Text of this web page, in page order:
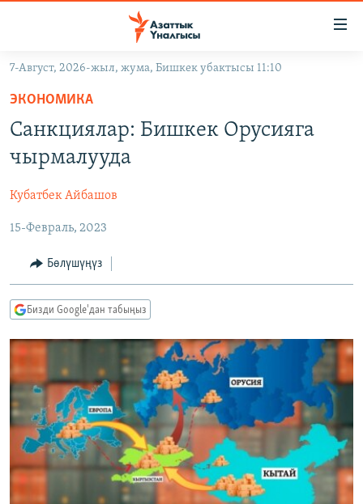
Навигацияга
өтүңүз
Издөөгө
салыңыз
ЭКОНОМИКА
МАДАНИЯТ
БОРБОР АЗИЯ
УКРАИНА
АТАЙЫН ИЛИКТӨӨ
ТВ ПРОГРАММАЛАР
БҮГҮН АЗАТТЫКТА
БИЗ ЖАНА ДҮЙНӨ
ДАНИСТЕ
ЭЖЕ-СИҢДИЛЕР
АЗАТТЫК+
ЫҢГАЙСЫЗ СУРООЛОР
ПОДКАСТ
ӨЗГӨЧӨ ПИКИР
ОНЛАЙН ШЕРИНЕ
ЭЕ/АРнун бардык сайттары
7-Август, 2026-жыл, жума, Бишкек убактысы 11:10
ЭКОНОМИКА
Санкциялар: Бишкек Орусияга
чырмалууда
Кубатбек Айбашов
15-Февраль, 2023
Бөлүшүңүз
Бизди Google'дан табыңыз